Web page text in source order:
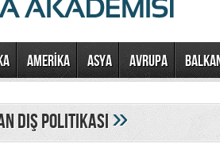
AMERİKA ASYA AVRUPA
dış politikası»